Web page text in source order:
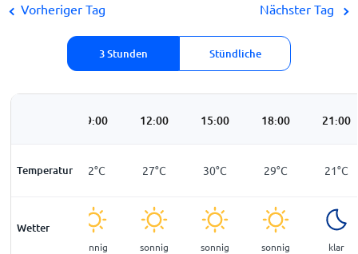
Vorheriger Tag
3 Stunden Stündliche
Nächster Tag
09:00 12:00 15:00 18:00 21:00
Temperatur
14°C 22°C 27°C 30°C 29°C 21°C
Wetter
sonnig sonnig sonnig sonnig klar